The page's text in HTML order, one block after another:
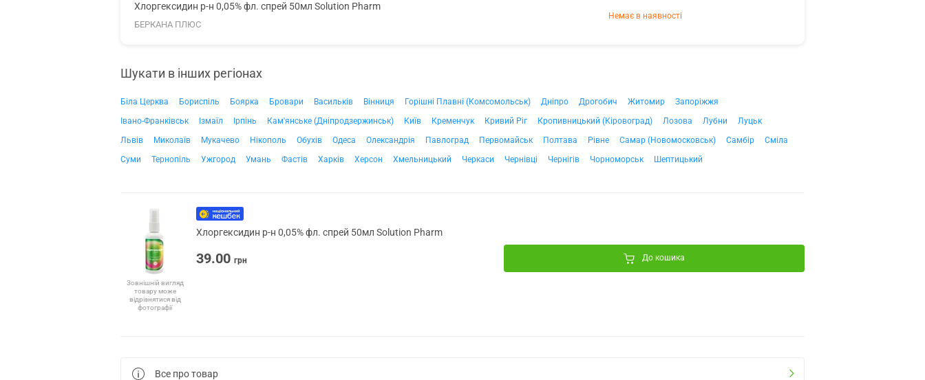
Хлоргексидин р-н 0,05% фл. спрей 50мл Solution Pharm
БЕРКАНА ПЛЮС
Немає в наявності
Шукати в інших регіонах
Біла Церква Бориспіль Боярка Бровари Васильків Вінниця Горішні Плавні (Комсомольськ) Дніпро Дрогобич Житомир
Запоріжжя
Івано-Франківськ
Ізмаїл Ірпінь Кам'янське (Дніпродзержинськ) Київ Кременчук Кривий Ріг Кропивницький (Кіровоград) Лозова Лубни
Луцьк
Львів
Миколаїв Мукачево Нікополь Обухів Одеса Олександрія Павлоград Первомайськ Полтава Рівне Самар (Новомосковськ) Самбір
Сміла
Суми
Тернопіль Ужгород Умань Фастів Харків Херсон Хмельницький Черкаси Чернівці Чернігів Чорноморськ Шептицький
Зовнішній вигляд
товару може
відрізнятися від
фотографії
Хлоргексидин р-н 0,05% фл. спрей 50мл Solution Pharm
39.00 грн До кошика
Все про товар